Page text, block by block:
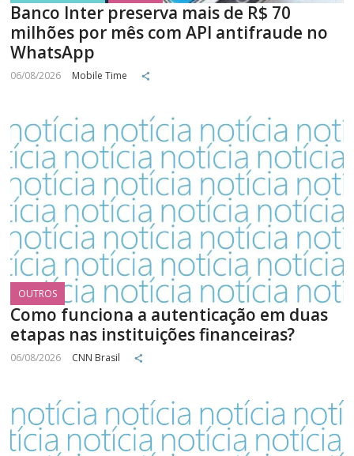
Banco Inter preserva mais de R$ 70
milhões por mês com API antifraude no
WhatsApp
06/08/2026 Mobile Time
OUTROS
Como funciona a autenticação em duas
etapas nas instituições financeiras?
06/08/2026 CNN Brasil